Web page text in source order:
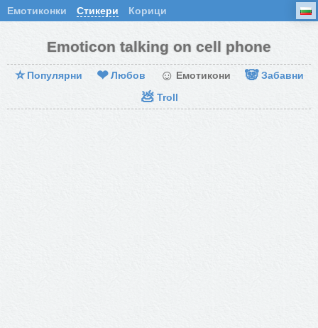
Емотиконки Стикери Корици
Emoticon talking on cell phone
⭐ Популярни ❤ Любов ☺ Емотикони 🐼 Забавни
💩 Troll